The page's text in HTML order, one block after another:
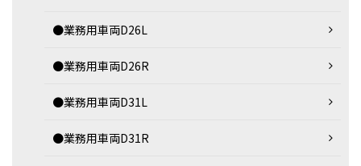
●業務用車両D26L
●業務用車両D26R
●業務用車両D31L
●業務用車両D31R